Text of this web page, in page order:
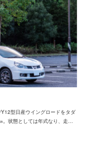
型日産ウイングロードをタダ
。状態としては年式なり、走…